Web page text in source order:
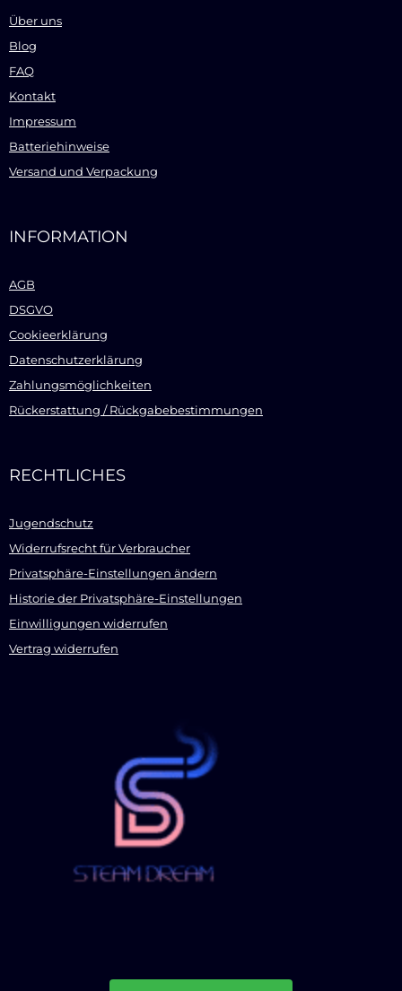
Über uns
Blog
FAQ
Kontakt
Impressum
Batteriehinweise
Versand und Verpackung
INFORMATION
AGB
DSGVO
Cookieerklärung
Datenschutzerklärung
Zahlungsmöglichkeiten
Rückerstattung / Rückgabebestimmungen
RECHTLICHES
Jugendschutz
Widerrufsrecht für Verbraucher
Privatsphäre-Einstellungen ändern
Historie der Privatsphäre-Einstellungen
Einwilligungen widerrufen
Vertrag widerrufen